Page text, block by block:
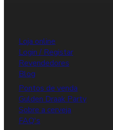
Loja online
Login / Registar
Revendedores
Blog
Pontos de venda
Gulden Draak Party
Sobre a cerveja
FAQ's